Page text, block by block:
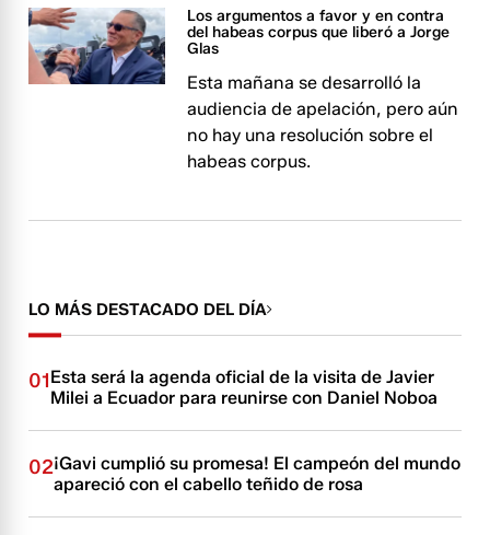
Los argumentos a favor y en contra
del habeas corpus que liberó a Jorge
Glas
Esta mañana se desarrolló la
audiencia de apelación, pero aún
no hay una resolución sobre el
habeas corpus.
LO MÁS DESTACADO DEL DÍA
01Esta será la agenda oficial de la visita de Javier
Milei a Ecuador para reunirse con Daniel Noboa
02¡Gavi cumplió su promesa! El campeón del mundo
apareció con el cabello teñido de rosa